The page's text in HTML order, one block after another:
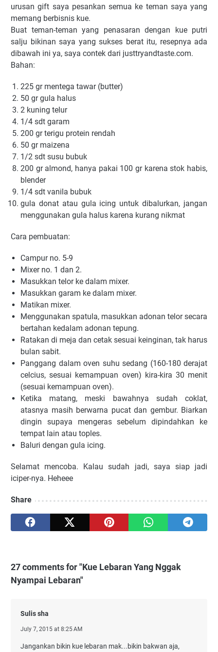
urusan gift saya pesankan semua ke teman saya yang
memang berbisnis kue.
Buat teman-teman yang penasaran dengan kue putri
salju bikinan saya yang sukses berat itu, resepnya ada
dibawah ini ya, saya contek dari justtryandtaste.com.
Bahan:
225 gr mentega tawar (butter)
50 gr gula halus
2 kuning telur
1/4 sdt garam
200 gr terigu protein rendah
50 gr maizena
1/2 sdt susu bubuk
200 gr almond, hanya pakai 100 gr karena stok habis,
blender
1/4 sdt vanila bubuk
gula donat atau gula icing untuk dibalurkan, jangan
menggunakan gula halus karena kurang nikmat
Cara pembuatan:
Campur no. 5-9
Mixer no. 1 dan 2.
Masukkan telor ke dalam mixer.
Masukkan garam ke dalam mixer.
Matikan mixer.
Menggunakan spatula, masukkan adonan telor secara
bertahan kedalam adonan tepung.
Ratakan di meja dan cetak sesuai keinginan, tak harus
bulan sabit.
Panggang dalam oven suhu sedang (160-180 derajat
celcius, sesuai kemampuan oven) kira-kira 30 menit
(sesuai kemampuan oven).
Ketika matang, meski bawahnya sudah coklat,
atasnya masih berwarna pucat dan gembur. Biarkan
dingin supaya mengeras sebelum dipindahkan ke
tempat lain atau toples.
Baluri dengan gula icing.
Selamat mencoba. Kalau sudah jadi, saya siap jadi
iciper-nya. Heheee
Share
27 comments for "Kue Lebaran Yang Nggak
Nyampai Lebaran"
Sulis sha
July 7, 2015 at 8:25 AM
Jangankan bikin kue lebaran mak...bikin bakwan aja,